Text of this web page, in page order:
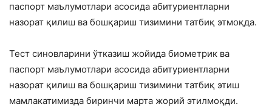
паспорт маълумотлари асосида абитуриентларни
назорат қилиш ва бошқариш тизимини татбиқ этмоқда.
Тест синовларини ўтказиш жойида биометрик ва
паспорт маълумотлари асосида абитуриентларни
назорат қилиш ва бошқариш тизимини татбиқ этиш
мамлакатимизда биринчи марта жорий этилмоқди.